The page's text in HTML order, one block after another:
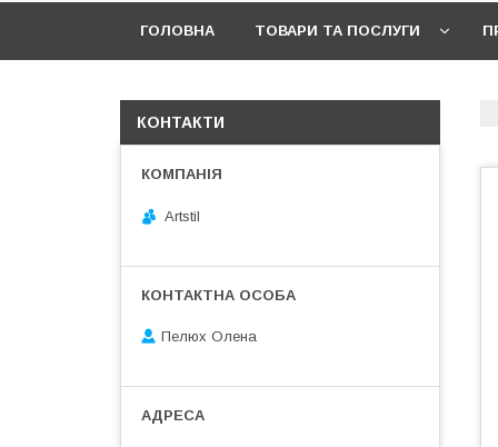
ГОЛОВНА ТОВАРИ ТА ПОСЛУГИ
КОНТАКТИ
Artstil
Пелюх Олена